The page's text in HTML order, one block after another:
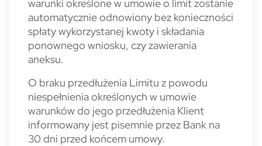
warunki określone w umowie o limit zostanie
automatycznie odnowiony bez konieczności
spłaty wykorzystanej kwoty i składania
ponownego wniosku, czy zawierania
aneksu.
O braku przedłużenia Limitu z powodu
niespełnienia określonych w umowie
warunków do jego przedłużenia Klient
informowany jest pisemnie przez Bank na
30 dni przed końcem umowy.